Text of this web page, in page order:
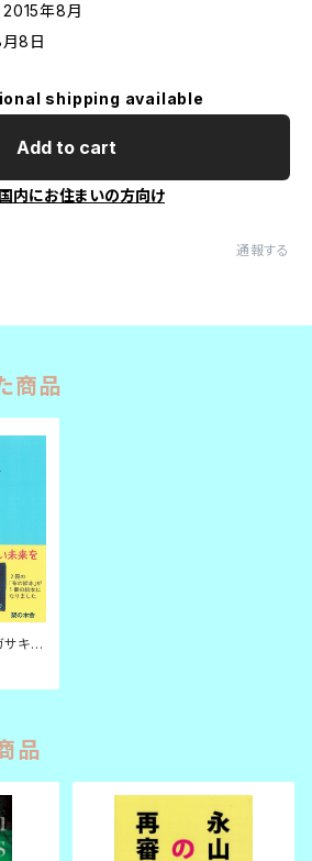
年8月
8日
shipping available
Add to cart
内にお住まいの方向け
通報する
商品
キそ
け
品